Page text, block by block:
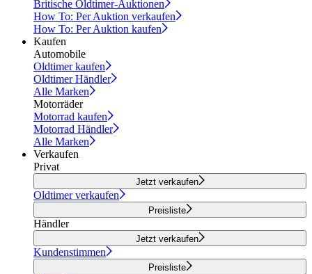
Britische Oldtimer-Auktionen
How To: Per Auktion verkaufen
How To: Per Auktion kaufen
Kaufen
Automobile
Oldtimer kaufen
Oldtimer Händler
Alle Marken
Motorräder
Motorrad kaufen
Motorrad Händler
Alle Marken
Verkaufen
Privat
Jetzt verkaufen
Oldtimer verkaufen
Preisliste
Händler
Jetzt verkaufen
Kundenstimmen
Preisliste